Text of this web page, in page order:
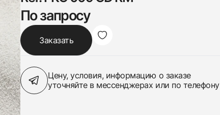
По запросу
Заказать
Цену, условия, информацию о заказе
уточняйте в мессенджерах или по телефону